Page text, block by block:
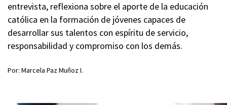
entrevista, reflexiona sobre el aporte de la educación
católica en la formación de jóvenes capaces de
desarrollar sus talentos con espíritu de servicio,
responsabilidad y compromiso con los demás.
Por: Marcela Paz Muñoz I.